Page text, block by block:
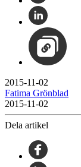
2015-11-02
Fatima Grönblad
2015-11-02
Dela artikel